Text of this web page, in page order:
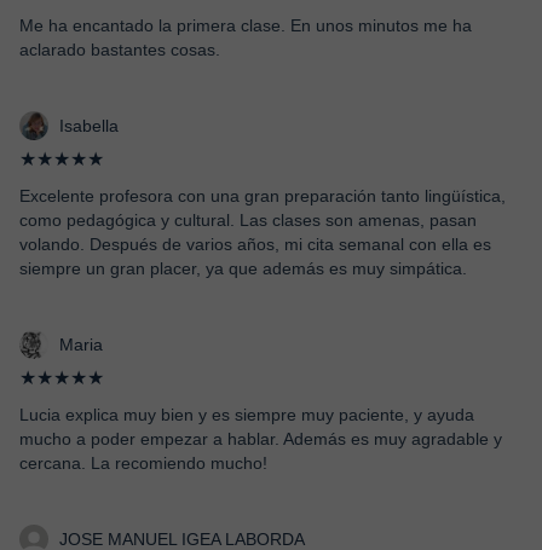
Me ha encantado la primera clase. En unos minutos me ha
aclarado bastantes cosas.
Isabella
★★★★★
Excelente profesora con una gran preparación tanto lingüística,
como pedagógica y cultural. Las clases son amenas, pasan
volando. Después de varios años, mi cita semanal con ella es
siempre un gran placer, ya que además es muy simpática.
Maria
★★★★★
Lucia explica muy bien y es siempre muy paciente, y ayuda
mucho a poder empezar a hablar. Además es muy agradable y
cercana. La recomiendo mucho!
JOSE MANUEL IGEA LABORDA